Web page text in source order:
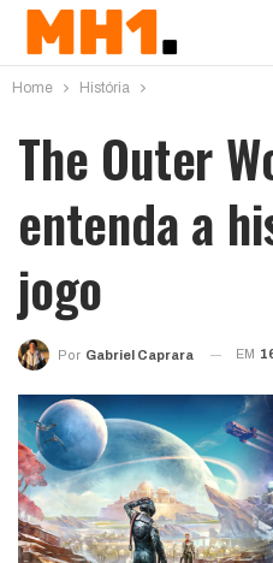
Home História
The Outer
entenda a
jogo
Por Gabriel Caprara EM